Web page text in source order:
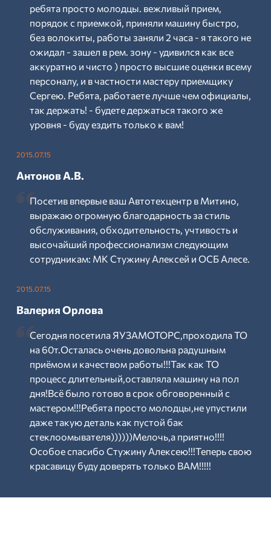
ребята просто молодцы. вежливый прием,
порядок с приемкой, приняли машину быстро,
без волокиты, работы заняли 2 часа - я такого не
ожидал - зашел в рем. зону - удивился как все
аккуратно и чисто ) просто высшие оценки всему
персоналу, и в частности мастеру приемщику
Сергею. Ребята, работаете лучше чем официалы,
так держать! - будете держаться такого же
уровня - буду ездить только к вам!
2015.07.15
Антонов А.В.
Посетив впервые ваш Автотехцентр в Митино,
выражаю огромную благодарность за стиль
обслуживания, обходительность, учтивость и
высочайший профессионализм следующим
сотрудникам: МК Стужину Алексей и ОСБ Алесе.
2015.07.15
Валерия Орлова
Сегодня посетила ЯУЗАМОТОРС,проходила ТО
на 60т.Осталась очень довольна радушным
приёмом и качеством работы!!!Так как ТО
процесс длительный,оставляла машину на пол
дня!Всё было готово в срок обговоренный с
мастером!!!Ребята просто молодцы,не упустили
даже такую деталь как пустой бак
стеклоомывателя))))))Мелочь,а приятно!!!!
Особое спасибо Стужину Алексею!!!Теперь свою
красавицу буду доверять только ВАМ!!!!!